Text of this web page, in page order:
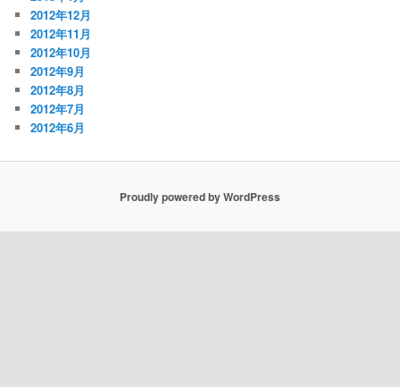
2012年12月
2012年11月
2012年10月
2012年9月
2012年8月
2012年7月
2012年6月
Proudly powered by WordPress